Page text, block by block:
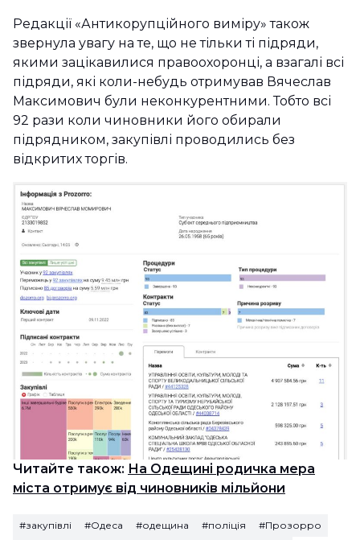
Редакції «Антикорупційного виміру» також
звернула увагу на те, що не тільки ті підряди,
якими зацікавилися правоохоронці, а взагалі всі
підряди, які коли-небудь отримував Вячеслав
Максимович були неконкурентними. Тобто всі
92 рази коли чиновники його обирали
підрядником, закупівлі проводились без
відкритих торгів.
Читайте також: На Одещині родичка мера
міста отримує від чиновників мільйони
#закупівлі #Одеса #одещина #поліція
#Прозорро